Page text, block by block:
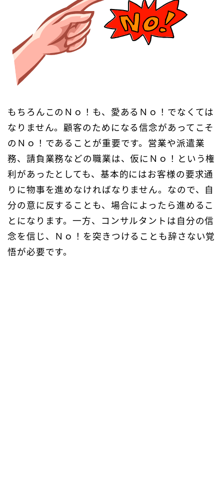
もちろんこのＮｏ！も、愛あるＮｏ！でなくては
なりません。顧客のためになる信念があってこそ
のＮｏ！であることが重要です。営業や派遣業
務、請負業務などの職業は、仮にＮｏ！という権
利があったとしても、基本的にはお客様の要求通
りに物事を進めなければなりません。なので、自
分の意に反することも、場合によったら進めるこ
とになります。一方、コンサルタントは自分の信
念を信じ、Ｎｏ！を突きつけることも辞さない覚
悟が必要です。